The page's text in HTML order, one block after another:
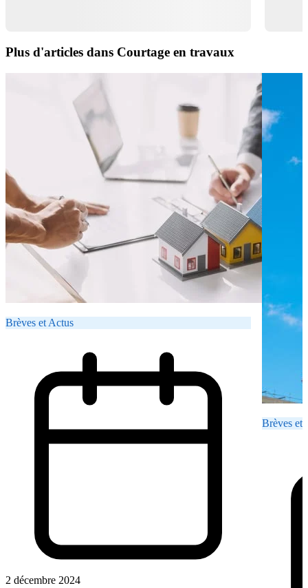
Plus d'articles dans Courtage en travaux
Brèves et Actus
2 décembre 2024
Brèves et